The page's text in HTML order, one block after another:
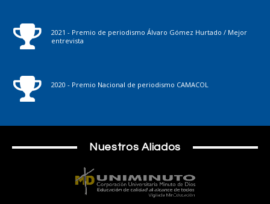
2021 - Premio de periodismo Álvaro Gómez Hurtado / Mejor
entrevista
2020 - Premio Nacional de periodismo CAMACOL
Nuestros Aliados